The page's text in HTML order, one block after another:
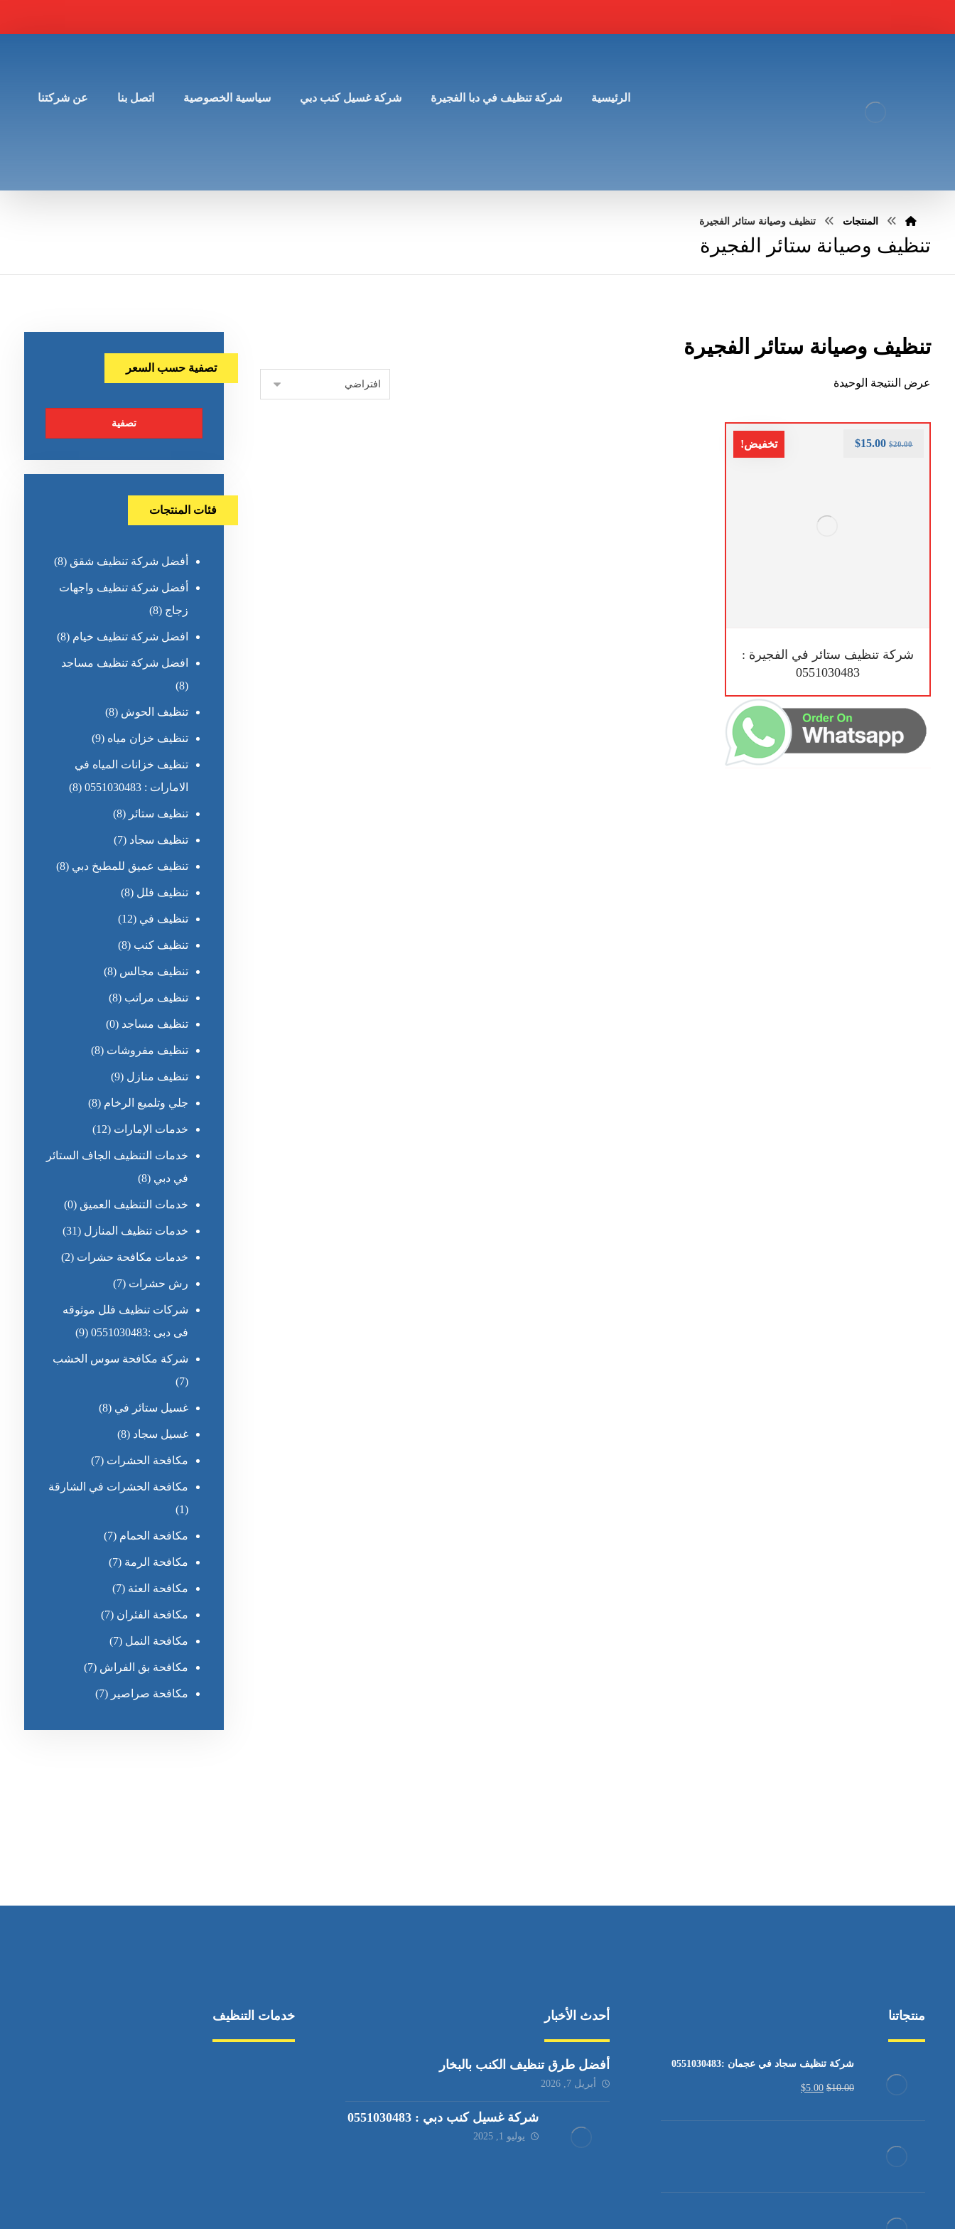
الرئيسية شركة تنظيف في دبا الفجيرة شركة غسيل كنب دبي سياسية الخصوصية اتصل بنا عن شركتنا
المنتجات تنظيف وصيانة ستائر الفجيرة
تنظيف وصيانة ستائر الفجيرة
تنظيف وصيانة ستائر الفجيرة
عرض النتيجة الوحيدة
تخفيض!
شركة تنظيف ستائر في الفجيرة :
0551030483
$20.00
$15.00
تصفية حسب السعر
تصفية
فئات المنتجات
أفضل شركة تنظيف شقق (8)
أفضل شركة تنظيف واجهات
زجاج (8)
افضل شركة تنظيف خيام (8)
افضل شركة تنظيف مساجد
(8)
تنظيف الحوش (8)
تنظيف خزان مياه (9)
تنظيف خزانات المياه في
الامارات : 0551030483
(8)
تنظيف ستائر (8)
تنظيف سجاد (7)
تنظيف عميق للمطبخ دبي (8)
تنظيف فلل (8)
تنظيف في (12)
تنظيف كنب (8)
تنظيف مجالس (8)
تنظيف مراتب (8)
تنظيف مساجد (0)
تنظيف مفروشات (8)
تنظيف منازل (9)
جلي وتلميع الرخام (8)
خدمات الإمارات (12)
خدمات التنظيف الجاف الستائر
في دبي (8)
خدمات التنظيف العميق (0)
خدمات تنظيف المنازل (31)
خدمات مكافحة حشرات (2)
رش حشرات (7)
شركات تنظيف فلل موثوقه
فى دبى :0551030483
(9)
شركة مكافحة سوس الخشب
(7)
غسيل ستائر في (8)
غسيل سجاد (8)
مكافحة الحشرات (7)
مكافحة الحشرات في الشارقة
(1)
مكافحة الحمام (7)
مكافحة الرمة (7)
مكافحة العثة (7)
مكافحة الفئران (7)
مكافحة النمل (7)
مكافحة بق الفراش (7)
مكافحة صراصير (7)
منتجاتنا
شركة تنظيف سجاد في عجمان :0551030483
$10.00
$5.00
أحدث الأخبار
أفضل طرق تنظيف الكنب بالبخار
أبريل 7, 2026
شركة غسيل كنب دبي : 0551030483
يوليو 1, 2025
خدمات التنظيف